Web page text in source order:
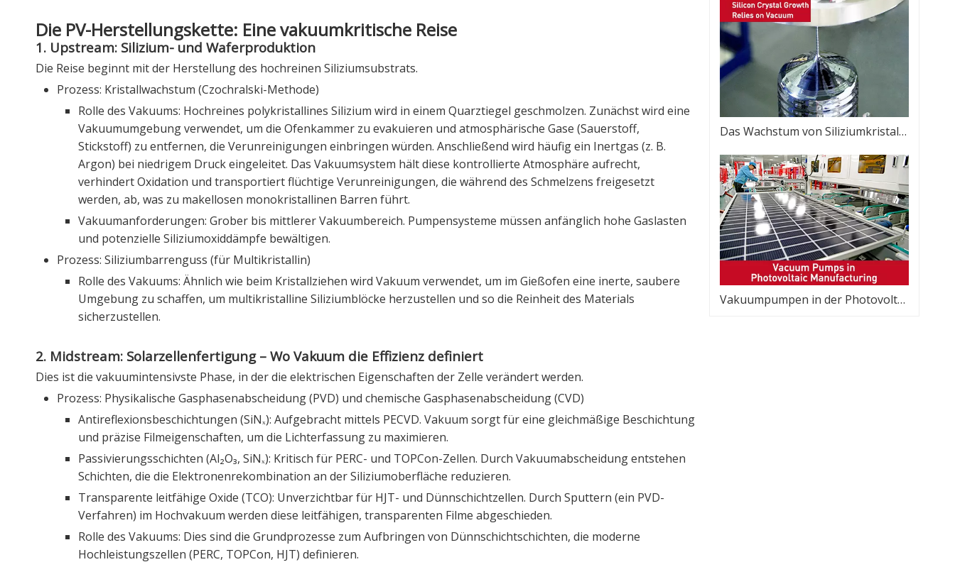
Die PV-Herstellungskette: Eine vakuumkritische Reise
1. Upstream: Silizium- und Waferproduktion
Die Reise beginnt mit der Herstellung des hochreinen Siliziumsubstrats.
Prozess: Kristallwachstum (Czochralski-Methode)
Rolle des Vakuums: Hochreines polykristallines Silizium wird in einem Quarztiegel geschmolzen. Zunächst wird eine
Vakuumumgebung verwendet, um die Ofenkammer zu evakuieren und atmosphärische Gase (Sauerstoff,
Stickstoff) zu entfernen, die Verunreinigungen einbringen würden. Anschließend wird häufig ein Inertgas (z. B.
Argon) bei niedrigem Druck eingeleitet. Das Vakuumsystem hält diese kontrollierte Atmosphäre aufrecht,
verhindert Oxidation und transportiert flüchtige Verunreinigungen, die während des Schmelzens freigesetzt
werden, ab, was zu makellosen monokristallinen Barren führt.
Vakuumanforderungen: Grober bis mittlerer Vakuumbereich. Pumpensysteme müssen anfänglich hohe Gaslasten
und potenzielle Siliziumoxiddämpfe bewältigen.
Prozess: Siliziumbarrenguss (für Multikristallin)
Rolle des Vakuums: Ähnlich wie beim Kristallziehen wird Vakuum verwendet, um im Gießofen eine inerte, saubere
Umgebung zu schaffen, um multikristalline Siliziumblöcke herzustellen und so die Reinheit des Materials
sicherzustellen.
2. Midstream: Solarzellenfertigung – Wo Vakuum die Effizienz definiert
Dies ist die vakuumintensivste Phase, in der die elektrischen Eigenschaften der Zelle verändert werden.
Prozess: Physikalische Gasphasenabscheidung (PVD) und chemische Gasphasenabscheidung (CVD)
Antireflexionsbeschichtungen (SiNₓ): Aufgebracht mittels PECVD. Vakuum sorgt für eine gleichmäßige Beschichtung
und präzise Filmeigenschaften, um die Lichterfassung zu maximieren.
Passivierungsschichten (Al₂O₃, SiNₓ): Kritisch für PERC- und TOPCon-Zellen. Durch Vakuumabscheidung entstehen
Schichten, die die Elektronenrekombination an der Siliziumoberfläche reduzieren.
Transparente leitfähige Oxide (TCO): Unverzichtbar für HJT- und Dünnschichtzellen. Durch Sputtern (ein PVD-
Verfahren) im Hochvakuum werden diese leitfähigen, transparenten Filme abgeschieden.
Rolle des Vakuums: Dies sind die Grundprozesse zum Aufbringen von Dünnschichtschichten, die moderne
Hochleistungszellen (PERC, TOPCon, HJT) definieren.
Das Wachstum von Siliziumkristallen beruht auf Vakuum
Vakuumpumpen in der Photovoltaik-Herstellung